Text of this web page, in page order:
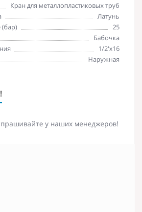
Кран для металлопластиковых труб
Латунь
(бар)
25
Бабочка
1/2'х16
Наружная
у наших менеджеров!